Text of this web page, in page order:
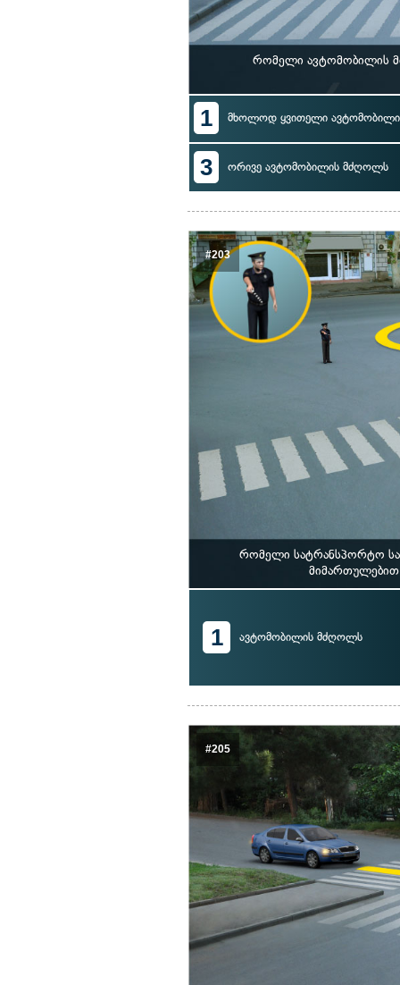
რომელი ავტომობილის
1 მხოლოდ ყვითელი
3 ორივე ავტომობილის მძღოლს
#203
რომელი სატრანსპორტო
მიმართულებით
1 ავტომობილის მძღოლს
#205